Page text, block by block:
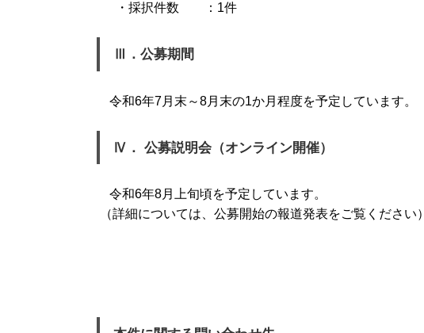
・採択件数 ：1件
Ⅲ．公募期間
令和6年7月末～8月末の1か月程度を予定しています。
Ⅳ． 公募説明会（オンライン開催）
令和6年8月上旬頃を予定しています。
（詳細については、公募開始の報道発表をご覧ください）